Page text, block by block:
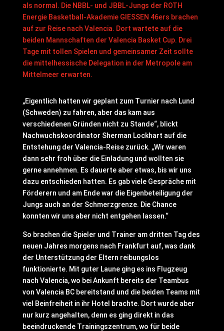
als normal. Die NBBL- und JBBL-Jungs der ROTH
Energie Basketball-Akademie GIESSEN 46ers brachen
auf zur Reise nach Valencia. Dort wartete auf die
beiden Mannschaften der Valencia Basket Cup. Drei
Tage mit tollen Spielen und gemeinsamer Zeit sollte
die mittelhessische Delegation in der Metropole am
Mittelmeer erwarten.
„Eigentlich hatten wir geplant zum Turnier nach Lund
(Schweden) zu fahren, aber das kam aus
verschiedenen Gründen nicht zu Stande“, blickt
Nachwuchskoordinator Sherman Lockhart auf die
Entstehung der Valencia-Reise zurück. „Wir waren
dann sehr froh über die Einladung und wollten sie
gerne annehmen. Es dauerte aber etwas, bis wir uns
dazu entschieden hatten. Es gab viele Gespräche mit
Förderern und am Ende war die Eigenbeteiligung der
Jungs auch an der Schmerzgrenze. Die Chance
konnten wir uns aber nicht entgehen lassen.“
So brachen die Spieler und Trainer am dritten Tag des
neuen Jahres morgens nach Frankfurt auf, was dank
der Unterstützung der Eltern reibungslos
funktionierte. Mit guter Laune ging es ins Flugzeug
nach Valencia, wo bei Ankunft bereits der Teambus
von Valencia BC bereitstand und die beiden Teams mit
viel Beinfreiheit in ihr Hotel brachte. Dort wurde aber
nur kurz angehalten, denn es ging direkt in das
beeindruckende Trainingszentrum, wo für beide